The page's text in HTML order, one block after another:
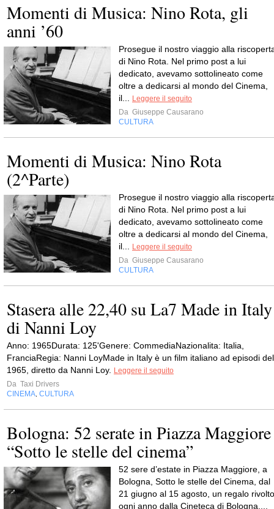
Momenti di Musica: Nino Rota, gli
anni ’60
Prosegue il nostro viaggio alla
di Nino Rota. Nel primo post a lui
dedicato, avevamo sottolineato come
oltre a dedicarsi al mondo del Cinema,
il...
Leggere il seguito
Da Giuseppe Causarano
CULTURA
Momenti di Musica: Nino Rota
(2^Parte)
Prosegue il nostro viaggio alla
di Nino Rota. Nel primo post a lui
dedicato, avevamo sottolineato come
oltre a dedicarsi al mondo del Cinema,
il...
Leggere il seguito
Da Giuseppe Causarano
CULTURA
Stasera alle 22,40 su La7 Made in Italy
di Nanni Loy
Anno: 1965Durata: 125'Genere: CommediaNazionalita: Italia,
FranciaRegia: Nanni LoyMade in Italy è un film italiano ad episodi del
1965, diretto da Nanni Loy.
Leggere il seguito
Da Taxi Drivers
CINEMA CULTURA
Bologna: 52 serate in Piazza Maggiore
“Sotto le stelle del cinema”
52 sere d’estate in Piazza Maggiore, a
Bologna, Sotto le stelle del Cinema, dal
21 giugno al 15 agosto, un regalo rivolto
ogni anno dalla Cineteca di Bologna,...